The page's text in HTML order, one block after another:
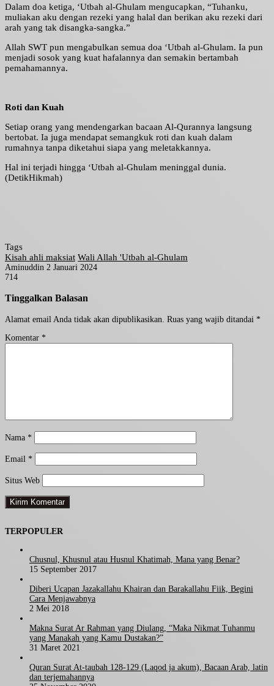
Dalam doa ketiga, ‘Utbah al-Ghulam mengucapkan, “Tuhanku,
muliakan aku dengan rezeki yang halal dan berikan aku rezeki dari
arah yang tak disangka-sangka.”
Allah SWT pun mengabulkan semua doa ‘Utbah al-Ghulam. Ia pun
menjadi sosok yang kuat hafalannya dan semakin bertambah
pemahamannya.
Roti dan Kuah
Setiap orang yang mendengarkan bacaan Al-Qurannya langsung
bertobat. Ia juga mendapat semangkuk roti dan kuah dalam
rumahnya tanpa diketahui siapa yang meletakkannya.
Hal ini terjadi hingga ‘Utbah al-Ghulam meninggal dunia.
(DetikHikmah)
Tags
Kisah ahli maksiat Wali Allah 'Utbah al-Ghulam
Aminuddin Send
2 Januari 2024
714
Tinggalkan Balasan
Alamat email Anda tidak akan dipublikasikan. Ruas yang wajib ditandai *
Komentar *
Nama *
Email *
Situs Web
TERPOPULER
Chusnul, Khusnul atau Husnul Khatimah, Mana yang Benar?
15 September 2017
Diberi Ucapan Jazakallahu Khairan dan Barakallahu Fiik, Begini
Cara Menjawabnya
2 Mei 2018
Makna Surat Ar Rahman yang Diulang, “Maka Nikmat Tuhanmu
yang Manakah yang Kamu Dustakan?”
31 Maret 2021
Quran Surat At-taubah 128-129 (Laqod ja akum), Bacaan Arab, latin
dan terjemahannya